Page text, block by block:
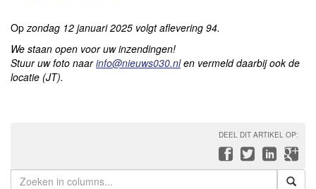
Op zondag 12 januari 2025 volgt aflevering 94.
We staan open voor uw inzendingen!
Stuur uw foto naarinfo@nieuws030.nlen vermeld daarbij ook de
locatie (JT).
DEEL DIT ARTIKEL OP: